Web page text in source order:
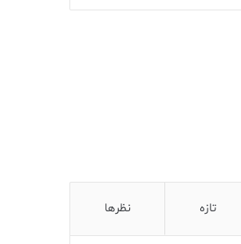
تازه نظرها